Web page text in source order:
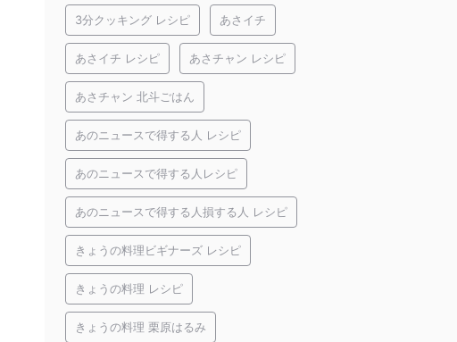
3分クッキング レシピ あさイチ
あさイチ レシピ あさチャン レシピ
あさチャン 北斗ごはん
あのニュースで得する人 レシピ
あのニュースで得する人レシピ
あのニュースで得する人損する人 レシピ
きょうの料理ビギナーズ レシピ
きょうの料理 レシピ
きょうの料理 栗原はるみ